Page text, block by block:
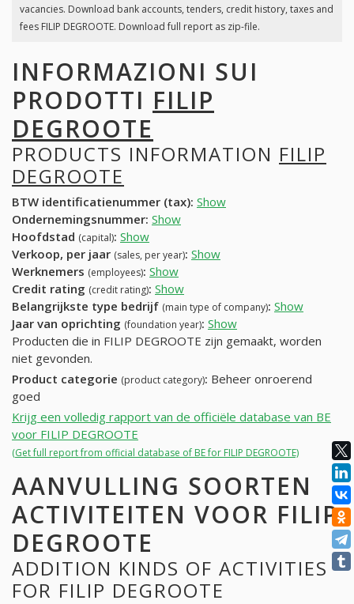
vacancies. Download bank accounts, tenders, credit history, taxes and
fees FILIP DEGROOTE. Download full report as zip-file.
INFORMAZIONI SUI
PRODOTTI FILIP
DEGROOTE
PRODUCTS INFORMATION FILIP
DEGROOTE
BTW identificatienummer (tax): Show
Ondernemingsnummer: Show
Hoofdstad (capital): Show
Verkoop, per jaar (sales, per year): Show
Werknemers (employees): Show
Credit rating (credit rating): Show
Belangrijkste type bedrijf (main type of company): Show
Jaar van oprichting (foundation year): Show
Producten die in FILIP DEGROOTE zijn gemaakt, worden
niet gevonden.
Product categorie (product category): Beheer onroerend
goed
Krijg een volledig rapport van de officiële database van BE
voor FILIP DEGROOTE
(Get full report from official database of BE for FILIP DEGROOTE)
AANVULLING SOORTEN
ACTIVITEITEN VOOR FILIP
DEGROOTE
ADDITION KINDS OF ACTIVITIES
FOR FILIP DEGROOTE